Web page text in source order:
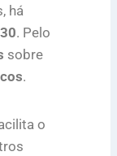
há
. Pelo
sobre
.
o